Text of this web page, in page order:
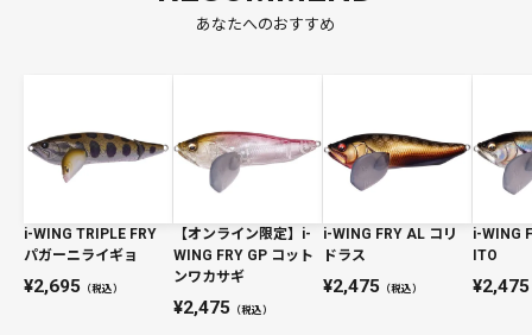
あなたへのおすすめ
i-WING TRIPLE FRY
パガーニライギョ
2,695 （税込）
【オンライン限定】i-
WING FRY GP コット
ンワカサギ
2,475（税込）
i-WING FRY AL コリ
ドラス
2,475（税込）
i-WING
ITO
2,475